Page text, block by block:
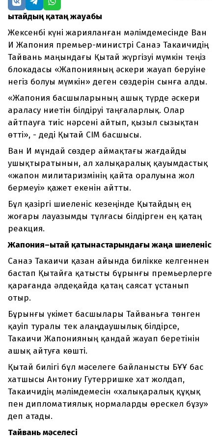
Қытайдың қатаң жауабы
Жексенбі күні жарияланған мәлімдемесінде Ван
И Жапония премьер-министрі Санаэ Такаичидің
Тайвань маңындағы Қытай жүргізуі мүмкін теңіз
блокадасы «Жапонияның әскери жауап беруіне
негіз болуы мүмкін» деген сөздерін сынға алды.
«Жапония басшыларының ашық түрде әскери
араласу ниетін білдіруі таңғаларлық. Олар
айтпауға тиіс нәрсені айтып, қызыл сызықтан
өтті», - деді Қытай СІМ басшысы.
Ван И мұндай сөздер аймақтағы жағдайды
ушықтыратынын, ал халықаралық қауымдастық
«жапон милитаризмінің қайта оралуына жол
бермеуі» қажет екенін айтты.
Бұл қазіргі шиеленіс кезеңінде Қытайдың ең
жоғары лауазымды тұлғасы білдірген ең қатаң
реакция.
Жапония–Қытай қатынастарындағы жаңа шиеленіс
Санаэ Такаичи қазан айында билікке келгеннен
бастап Қытайға қатысты бұрынғы премьерлерге
қарағанда әлдеқайда қатаң саясат ұстанып
отыр.
Бұрынғы үкімет басшылары Тайваньға төнген
қауіп туралы тек алаңдаушылық білдірсе,
Такаичи Жапонияның қандай жауап беретінін
ашық айтуға көшті.
Қытай билігі бұл мәселеге байланысты БҰҰ бас
хатшысы Антониу Гутерришке хат жолдап,
Такаичидің мәлімдемесін «халықаралық құқық
пен дипломатиялық нормаларды өрескел бұзу»
деп атады.
Тайвань мәселесі